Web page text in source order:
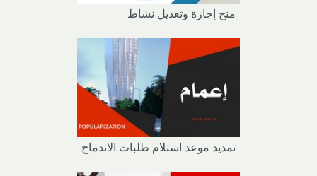
منح إجازة وتعديل نشاط
تمديد موعد استلام طلبات الاندماج